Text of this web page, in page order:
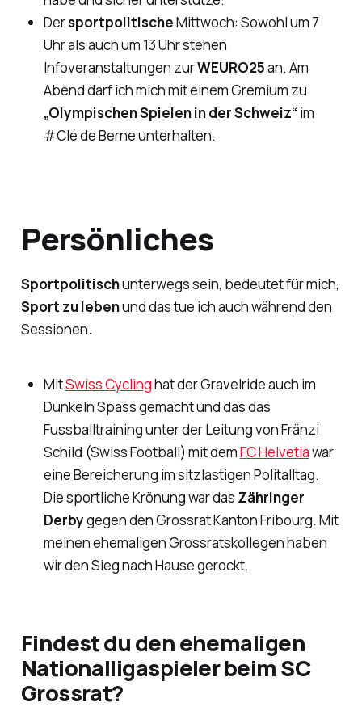
DersportpolitischeMittwoch: Sowohl um 7
Uhr als auch um 13 Uhr stehen
Infoveranstaltungen zurWEURO25an. Am
Abend darf ich mich mit einem Gremium zu
„Olympischen Spielen in der Schweiz“ im
#Clé de Berne unterhalten.
Persönliches
Sportpolitischunterwegs sein, bedeutet für mich,
Sport zu lebenund das tue ich auch während den
Sessionen.
MitSwiss Cyclinghat der Gravelride auch im
Dunkeln Spass gemacht und das das
Fussballtraining unter der Leitung von Fränzi
Schild (Swiss Football) mit demFC Helvetiawar
eine Bereicherung im sitzlastigen Politalltag.
Die sportliche Krönung war das Zähringer
Derbygegen den Grossrat Kanton Fribourg. Mit
meinen ehemaligen Grossratskollegen haben
wir den Sieg nach Hause gerockt.
Findest du den ehemaligen
Nationalligaspieler beim SC
Grossrat?